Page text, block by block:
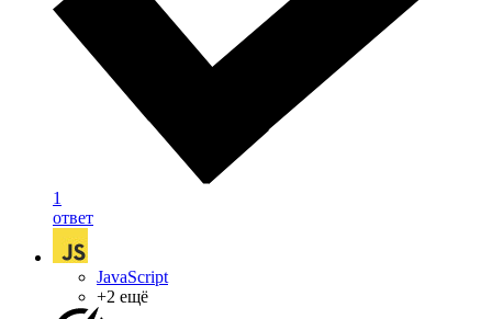
1
ответ
JavaScript
+2 ещё